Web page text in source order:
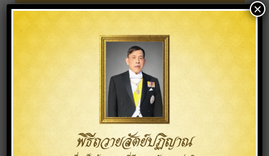
ประกาศโรงเรียนไตรเขตประชาสามัคคี รัชมัง
คลาภิเษก เรื่อง แจ้งปรับเปลี่ยนรูปแบบการ
จัดการเรียนการสอน
29 พฤษภาคม 2026
รับสมัครสรรหาผู้ประกอบการร้านค้าเพื่อ
จำหน่ายอาหารและเครื่องดื่มในโรงเรียน
P
a
g
e
a
e
P
a
g
e
a
g
×